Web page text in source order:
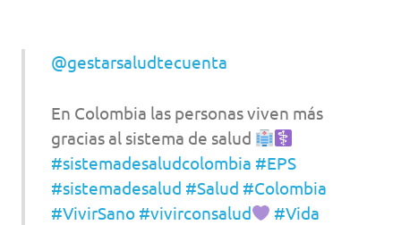
@gestarsaludtecuenta
En Colombia las personas viven más
gracias al sistema de salud
#sistemadesaludcolombia #EPS
#sistemadesalud #Salud #Colombia
#VivirSano #vivirconsalud
#Vida